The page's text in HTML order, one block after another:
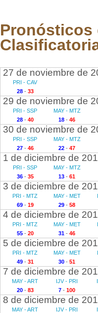
Pronósticos
27 de noviembre de
PRI - CAV
28- 33
29 de noviembre de
PRI - SSP
28- 40
MAY - MTZ
18 - 46
30 de noviembre de
PRI - SSP
27- 46
MAY - MTZ
22 - 47
1 de diciembre de
PRI - SSP
36- 35
MAY - MTZ
13 - 61
3 de diciembre de
PRI - MTZ
69- 19
MAY - MET
29 - 58
4 de diciembre de
PRI - MTZ
55- 20
MAY - MET
31 - 46
5 de diciembre de
PRI - MTZ
49- 31
MAY - MET
30 - 51
7 de diciembre de
MAY - ART
20- 83
IJV - PRI
7 - 100
8 de diciembre de
MAY - ART
IJV - PRI